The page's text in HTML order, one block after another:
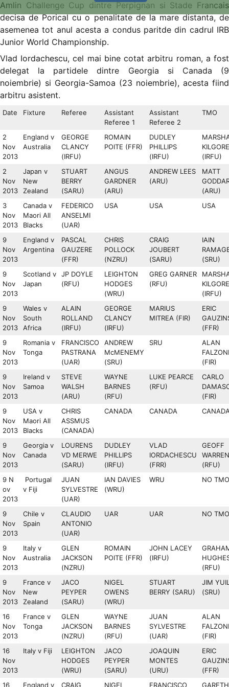
Amlin Challenge Cup dintre Perpignan si Stade Francais
decisa de Porical cu o penalitate de la mare distanta, de
asemenea tot anul acesta a condus paritde din cadrul IRB
Junior World Championship.
Vlad Iordachescu, cel mai bine cotat arbitru roman, a fost
delegat la partidele dintre Georgia si Canada (9
noiembrie) si Georgia-Samoa (23 noiembrie), acesta fiind
arbitru asistent.
Date Fixture Referee
Assistant
Referee 1
Assistant
Referee 2
TMO
2
Nov
2013
England v
Australia
GEORGE
CLANCY
(IRFU)
ROMAIN
POITE (FFR)
DUDLEY
PHILLIPS
(IRFU)
KILGORE
(IRFU)
2
Nov
2013
Japan v
New
Zealand
STUART
BERRY
(SARU)
ANGUS
GARDNER
(ARU)
ANDREW LEES
(ARU)
MATT
(ARU)
3
Nov
2013
Canada v
Maori All
Blacks
FEDERICO
ANSELMI
(UAR)
USA USA USA
9
Nov
2013
England v
Argentina
PASCAL
GAUZERE
(FFR)
CHRIS
POLLOCK
(NZRU)
CRAIG
JOUBERT
(SARU)
IAIN
(SRU)
9
Nov
2013
Scotland v
Japan
JP DOYLE
(RFU)
LEIGHTON
HODGES
(WRU)
GREG GARNER
(RFU)
KILGORE
(IRFU)
9
Nov
2013
Wales v
South
Africa
ALAIN
ROLLAND
(IRFU)
GEORGE
CLANCY
(IRFU)
MARIUS
MITREA (FIR)
ERIC
(FFR)
9
Nov
2013
Romania v
Tonga
FRANCISCO
PASTRANA
(UAR)
ANDREW
McMENEMY
(SRU)
SRU
ALAN
(FIR)
9
Nov
2013
Ireland v
Samoa
STEVE
WALSH
(ARU)
WAYNE
BARNES
(RFU)
LUKE PEARCE
(RFU)
CARLO
(FIR)
9
Nov
2013
USA v
Maori All
Blacks
CHRIS
ASSMUS
(CANADA)
CANADA CANADA
9
Nov
2013
Georgia v
Canada
LOURENS
VD MERWE
(SARU)
DUDLEY
PHILLIPS
(IRFU)
VLAD
IORDACHESCU
(FRR)
GEOFF
WARREN
(RFU)
9 N
ov
2013
Portugal
v Fiji
JUAN
SYLVESTRE
(UAR)
IAN DAVIES
(WRU)
WRU NO TMO
9
Nov
2013
Chile v
Spain
CLAUDIO
ANTONIO
(UAR)
UAR UAR NO TMO
9
Nov
2013
Italy v
Australia
GLEN
JACKSON
(NZRU)
ROMAIN
POITE (FFR)
JOHN LACEY
(IRFU)
(RFU)
9
Nov
2013
France v
New
Zealand
JACO
PEYPER
(SARU)
NIGEL
OWENS
(WRU)
STUART
BERRY (SARU)
JIM
(SRU)
16
Nov
2013
France v
Tonga
GLEN
JACKSON
(NZRU)
WAYNE
BARNES
(RFU)
JUAN
SYLVESTRE
(UAR)
ALAN
(FIR)
16
Nov
2013
Italy v Fiji
LEIGHTON
HODGES
(WRU)
JACO
PEYPER
(SARU)
JOAQUIN
MONTES
(URU)
ERIC
(FFR)
16
England v CRAIG NIGEL FRANCISCO GARETH